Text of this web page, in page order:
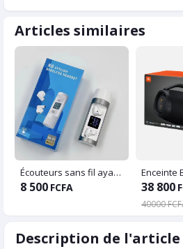
Articles similaires
Écouteurs sans fil ayant des bouts fines
8 500 FCFA 38 800
40000
Description de l'article